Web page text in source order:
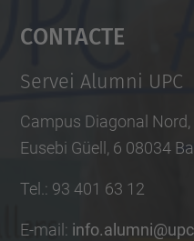
n
/
c
c
powered by
Contacte
Servei Alumni UPC
Campus Diagonal Nord,
Eusebi Güell, 6 08034
Tel. : 93 401 63 12
E-mail: